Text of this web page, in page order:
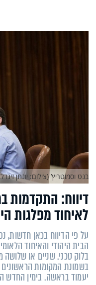
דיווח: התקדמות
לאיחוד מפלגות
על פי הדיווח בכאן חדשות,
הבית היהודי והאיחוד
בלוק טכני. שניים או
בשמונת המקומות
יעמוד בראשה. בימין החדש
בנט וסמוטריץ’ (צילום: יונתן